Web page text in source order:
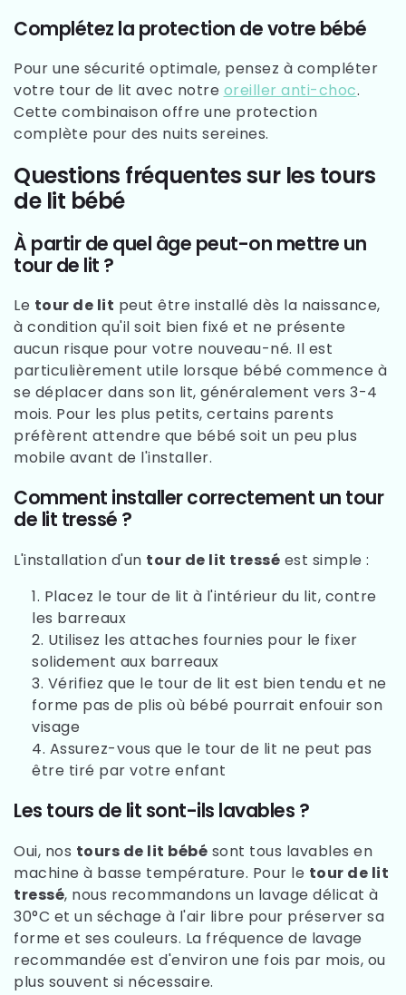
Complétez la protection de votre bébé
Pour une sécurité optimale, pensez à compléter
votre tour de lit avec notre oreiller anti-choc.
Cette combinaison offre une protection
complète pour des nuits sereines.
Questions fréquentes sur les tours
de lit bébé
À partir de quel âge peut-on mettre un
tour de lit ?
Le tour de lit peut être installé dès la naissance,
à condition qu'il soit bien fixé et ne présente
aucun risque pour votre nouveau-né. Il est
particulièrement utile lorsque bébé commence à
se déplacer dans son lit, généralement vers 3-4
mois. Pour les plus petits, certains parents
préfèrent attendre que bébé soit un peu plus
mobile avant de l'installer.
Comment installer correctement un tour
de lit tressé ?
L'installation d'un tour de lit tressé est simple :
Placez le tour de lit à l'intérieur du lit, contre
les barreaux
Utilisez les attaches fournies pour le fixer
solidement aux barreaux
Vérifiez que le tour de lit est bien tendu et ne
forme pas de plis où bébé pourrait enfouir son
visage
Assurez-vous que le tour de lit ne peut pas
être tiré par votre enfant
Les tours de lit sont-ils lavables ?
Oui, nos tours de lit bébé sont tous lavables en
machine à basse température. Pour le tour de lit
tressé, nous recommandons un lavage délicat à
30°C et un séchage à l'air libre pour préserver sa
forme et ses couleurs. La fréquence de lavage
recommandée est d'environ une fois par mois, ou
plus souvent si nécessaire.